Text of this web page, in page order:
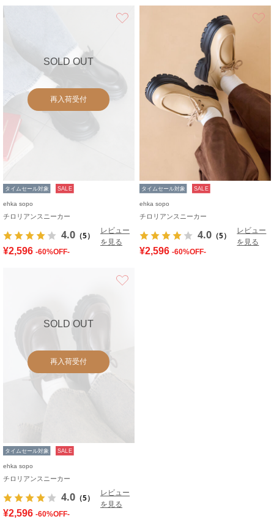
SOLD OUT
再入荷受付
タイムセール対象 SALE
ehka sopo
チロリアンスニーカー
4.0 （5）
レビュー
を見る
¥2,596 -60%OFF-
タイムセール対象 SALE
ehka sopo
チロリアンスニーカー
4.0 （5）
レビュー
を見る
¥2,596 -60%OFF-
SOLD OUT
再入荷受付
タイムセール対象 SALE
ehka sopo
チロリアンスニーカー
4.0 （5）
レビュー
を見る
¥2,596 -60%OFF-